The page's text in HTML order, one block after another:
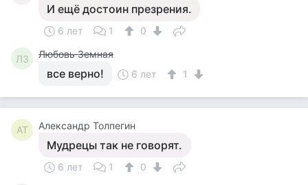
И ещё достоин презрения.
6 лет 1 0
ЛЗ Любовь Земная
все верно! 6 лет 1
АТ Александр Толпегин
Мудрецы так не говорят.
6 лет 1
0